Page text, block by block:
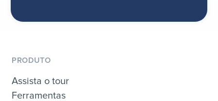
PRODUTO
Assista o tour
Ferramentas